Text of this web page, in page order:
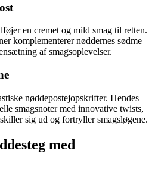
en cremet og mild smag til retten.
komplementerer nøddernes sødme
af smagsoplevelser.
nøddepostejopskrifter. Hendes
smagsnoter med innovative twists,
sig ud og fortryller smagsløgene.
med